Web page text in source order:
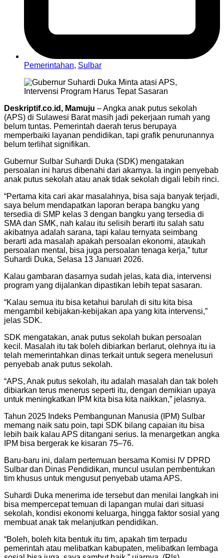
Pemerintahan, Sulbar
Deskriptif.co.id, Mamuju – Angka anak putus sekolah
(APS) di Sulawesi Barat masih jadi pekerjaan rumah yang
belum tuntas. Pemerintah daerah terus berupaya
memperbaiki layanan pendidikan, tapi grafik penurunannya
belum terlihat signifikan.
Gubernur Sulbar Suhardi Duka (SDK) mengatakan
persoalan ini harus dibenahi dari akarnya. Ia ingin penyebab
anak putus sekolah atau anak tidak sekolah digali lebih rinci.
“Pertama kita cari akar masalahnya, bisa saja banyak terjadi,
saya belum mendapatkan laporan berapa bangku yang
tersedia di SMP kelas 3 dengan bangku yang tersedia di
SMA dan SMK, nah kalau itu selisih berarti itu salah satu
akibatnya adalah sarana, tapi kalau ternyata seimbang
berarti ada masalah apakah persoalan ekonomi, ataukah
persoalan mental, bisa juga persoalan tenaga kerja,” tutur
Suhardi Duka, Selasa 13 Januari 2026.
Kalau gambaran dasarnya sudah jelas, kata dia, intervensi
program yang dijalankan dipastikan lebih tepat sasaran.
“Kalau semua itu bisa ketahui barulah di situ kita bisa
mengambil kebijakan-kebijakan apa yang kita intervensi,”
jelas SDK.
SDK mengatakan, anak putus sekolah bukan persoalan
kecil. Masalah itu tak boleh dibiarkan berlarut, olehnya itu ia
telah memerintahkan dinas terkait untuk segera menelusuri
penyebab anak putus sekolah.
“APS, Anak putus sekolah, itu adalah masalah dan tak boleh
dibiarkan terus menerus seperti itu, dengan demikian upaya
untuk meningkatkan IPM kita bisa kita naikkan,” jelasnya.
Tahun 2025 Indeks Pembangunan Manusia (IPM) Sulbar
memang naik satu poin, tapi SDK bilang capaian itu bisa
lebih baik kalau APS ditangani serius. Ia menargetkan angka
IPM bisa bergerak ke kisaran 75–76.
Baru-baru ini, dalam pertemuan bersama Komisi IV DPRD
Sulbar dan Dinas Pendidikan, muncul usulan pembentukan
tim khusus untuk mengusut penyebab utama APS.
Suhardi Duka menerima ide tersebut dan menilai langkah ini
bisa mempercepat temuan di lapangan mulai dari situasi
sekolah, kondisi ekonomi keluarga, hingga faktor sosial yang
membuat anak tak melanjutkan pendidikan.
“Boleh, boleh kita bentuk itu tim, apakah tim terpadu
pemerintah atau melibatkan kabupaten, melibatkan lembaga